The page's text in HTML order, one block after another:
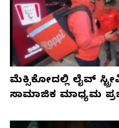
ಮೆಕ್ಸಿಕೋದಲ್ಲಿ ಲೈವ್
ಸಾಮಾಜಿಕ ಮಾಧ್ಯಮ